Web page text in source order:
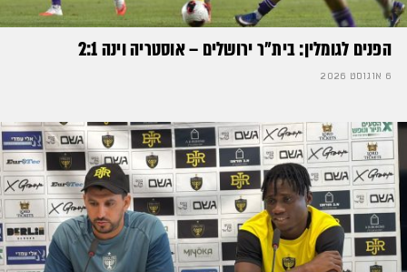
הפנים לגומלין: בית״ר ירושלים – אוסטריה וינה 2:1
6 אוגוסט 2026